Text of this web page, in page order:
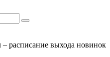
расписание выхода новинок